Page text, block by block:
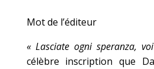
Mot de l’éditeur
« Lasciate ogni speranza,
célèbre inscription que